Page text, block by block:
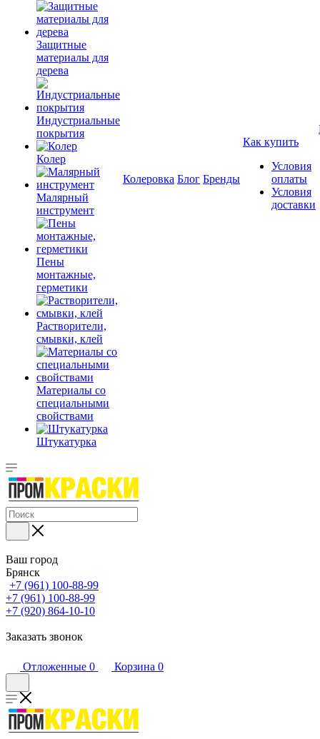
Защитные
материалы для
дерева
Индустриальные
покрытия
Колер
Малярный
инструмент
Пены
монтажные,
герметики
Растворители,
смывки, клей
Материалы со
специальными
свойствами
Штукатурка
Колеровка Блог Бренды
Как купить
Условия
оплаты
Условия
доставки
Ваш город
Брянск
+7 (961) 100-88-99
+7 (961) 100-88-99
+7 (920) 864-10-10
Заказать звонок
Отложенные 0 Корзина 0